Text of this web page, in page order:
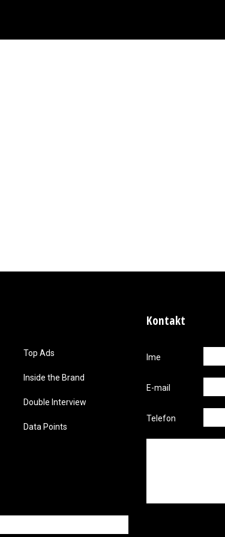
Top Ads
Inside the Brand
Double Interview
Data Points
Kontakt
Ime
E-mail
Telefon